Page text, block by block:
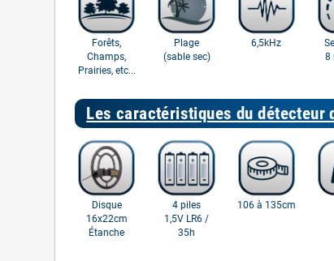
Forêts,
Champs,
Prairies, etc...
Plage
(sable sec)
6,5kHz
8
Les caractéristiques du détecteur
Disque
16x22cm
Étanche
4 piles
1,5V LR6 /
35h
106 à 135cm